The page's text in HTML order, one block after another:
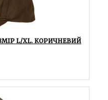
L/XL. КОРИЧНЕВИЙ